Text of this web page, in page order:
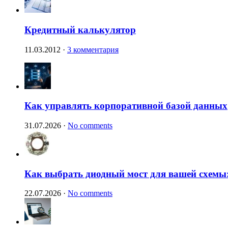
Кредитный калькулятор
11.03.2012 · 3 комментария
Как управлять корпоративной базой данных
31.07.2026 · No comments
Как выбрать диодный мост для вашей
22.07.2026 · No comments